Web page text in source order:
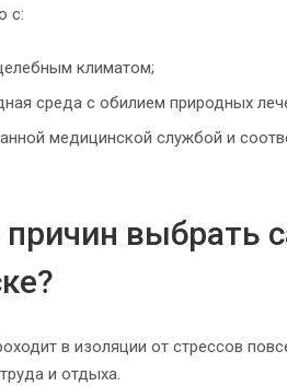
с:
климатом;
среда с обилием природных
медицинской службой и
выбрать
в изоляции от стрессов
и отдыха.